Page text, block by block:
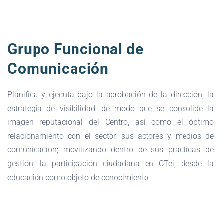
Grupo Funcional de
Comunicación
Planifica y ejecuta bajo la aprobación de la dirección, la
estrategia de visibilidad, de modo que se consolide la
imagen reputacional del Centro, así como el óptimo
relacionamiento con el sector, sus actores y medios de
comunicación; movilizando dentro de sus prácticas de
gestión, la participación ciudadana en CTei, desde la
educación como objeto de conocimiento.